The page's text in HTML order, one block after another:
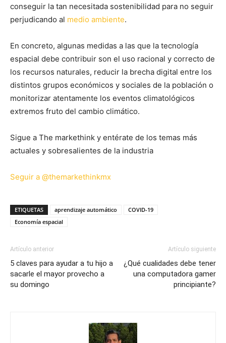
conseguir la tan necesitada sostenibilidad para no seguir
perjudicando al medio ambiente.
En concreto, algunas medidas a las que la tecnología
espacial debe contribuir son el uso racional y correcto de
los recursos naturales, reducir la brecha digital entre los
distintos grupos económicos y sociales de la población o
monitorizar atentamente los eventos climatológicos
extremos fruto del cambio climático.
Sigue a The markethink y entérate de los temas más
actuales y sobresalientes de la industria
Seguir a @themarkethinkmx
ETIQUETAS aprendizaje automático
COVID-19
Economía espacial
Artículo anterior
5 claves para ayudar a tu hijo a
sacarle el mayor provecho a
su domingo
Artículo siguiente
¿Qué cualidades debe tener
una computadora gamer
principiante?